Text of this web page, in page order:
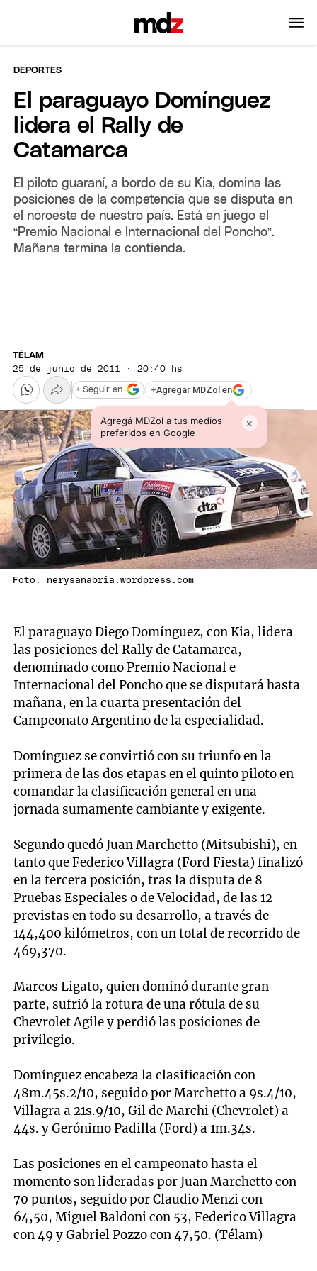
DEPORTES
El paraguayo Domínguez
lidera el Rally de
Catamarca
El piloto guaraní, a bordo de su Kia, domina las
posiciones de la competencia que se disputa en
el noroeste de nuestro país. Está en juego el
“Premio Nacional e Internacional del Poncho”.
Mañana termina la contienda.
TÉLAM
25 de junio de 2011 · 20:40 hs
+Agregar MDZol en
Agregá MDZol a tus medios
preferidos en Google
×
+ Seguir en
Foto: nerysanabria.wordpress.com
El paraguayo Diego Domínguez, con Kia, lidera
las posiciones del Rally de Catamarca,
denominado como Premio Nacional e
Internacional del Poncho que se disputará hasta
mañana, en la cuarta presentación del
Campeonato Argentino de la especialidad.
Domínguez se convirtió con su triunfo en la
primera de las dos etapas en el quinto piloto en
comandar la clasificación general en una
jornada sumamente cambiante y exigente.
Segundo quedó Juan Marchetto (Mitsubishi), en
tanto que Federico Villagra (Ford Fiesta) finalizó
en la tercera posición, tras la disputa de 8
Pruebas Especiales o de Velocidad, de las 12
previstas en todo su desarrollo, a través de
144,400 kilómetros, con un total de recorrido de
469,370.
Marcos Ligato, quien dominó durante gran
parte, sufrió la rotura de una rótula de su
Chevrolet Agile y perdió las posiciones de
privilegio.
Domínguez encabeza la clasificación con
48m.45s.2/10, seguido por Marchetto a 9s.4/10,
Villagra a 21s.9/10, Gil de Marchi (Chevrolet) a
44s. y Gerónimo Padilla (Ford) a 1m.34s.
Las posiciones en el campeonato hasta el
momento son lideradas por Juan Marchetto con
70 puntos, seguido por Claudio Menzi con
64,50, Miguel Baldoni con 53, Federico Villagra
con 49 y Gabriel Pozzo con 47,50. (Télam)